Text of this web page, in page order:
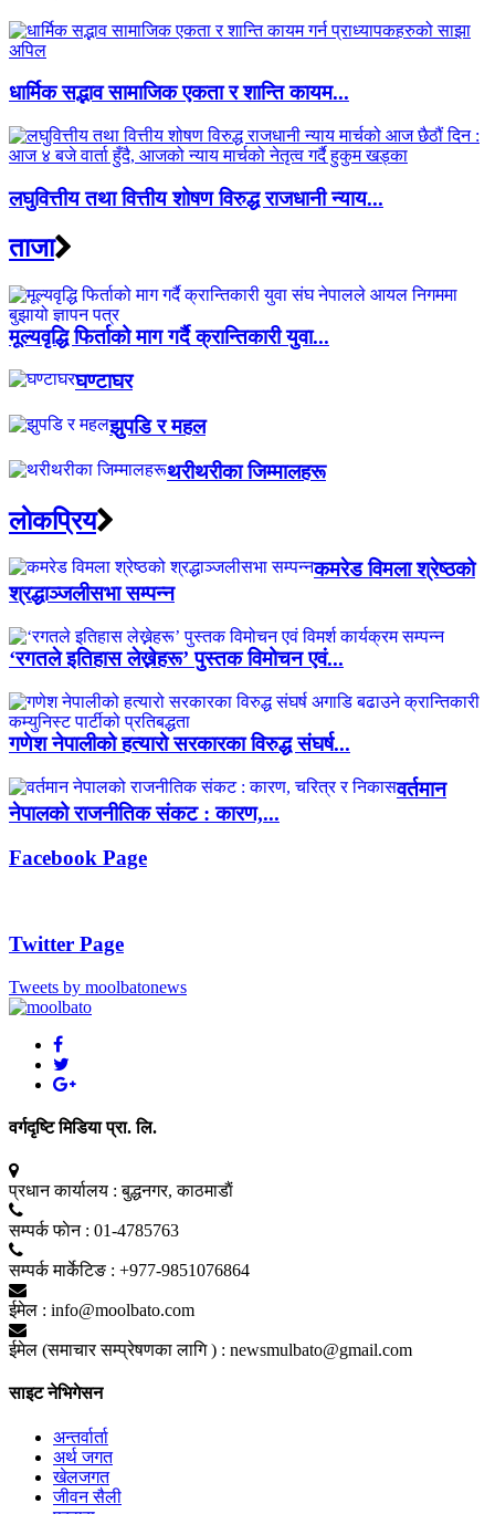
धार्मिक सद्भाव सामाजिक एकता र शान्ति कायम...
लघुवित्तीय तथा वित्तीय शोषण विरुद्ध राजधानी न्याय...
ताजा
मूल्यवृद्धि फिर्ताको माग गर्दै क्रान्तिकारी युवा...
घण्टाघर
झुपडि र महल
थरीथरीका जिम्मालहरू
लाेकप्रिय
कमरेड विमला श्रेष्ठको
श्रद्धाञ्जलीसभा सम्पन्न
‘रगतले इतिहास लेख्नेहरू’ पुस्तक विमोचन एवं...
गणेश नेपालीको हत्यारो सरकारका विरुद्ध संघर्ष...
वर्तमान
नेपालको राजनीतिक संकट : कारण,...
Facebook Page
Twitter Page
Tweets by moolbatonews
वर्गदृष्टि मिडिया प्रा. लि.
प्रधान कार्यालय : बुद्धनगर, काठमाडाैं
सम्पर्क फाेन : 01-4785763
सम्पर्क मार्केटिङ : +977-9851076864
ईमेल : info@moolbato.com
ईमेल (समाचार सम्प्रेषणका लागि ) : newsmulbato@gmail.com
साइट नेभिगेसन
अन्तर्वार्ता
अर्थ जगत
खेलजगत
जीवन सैली